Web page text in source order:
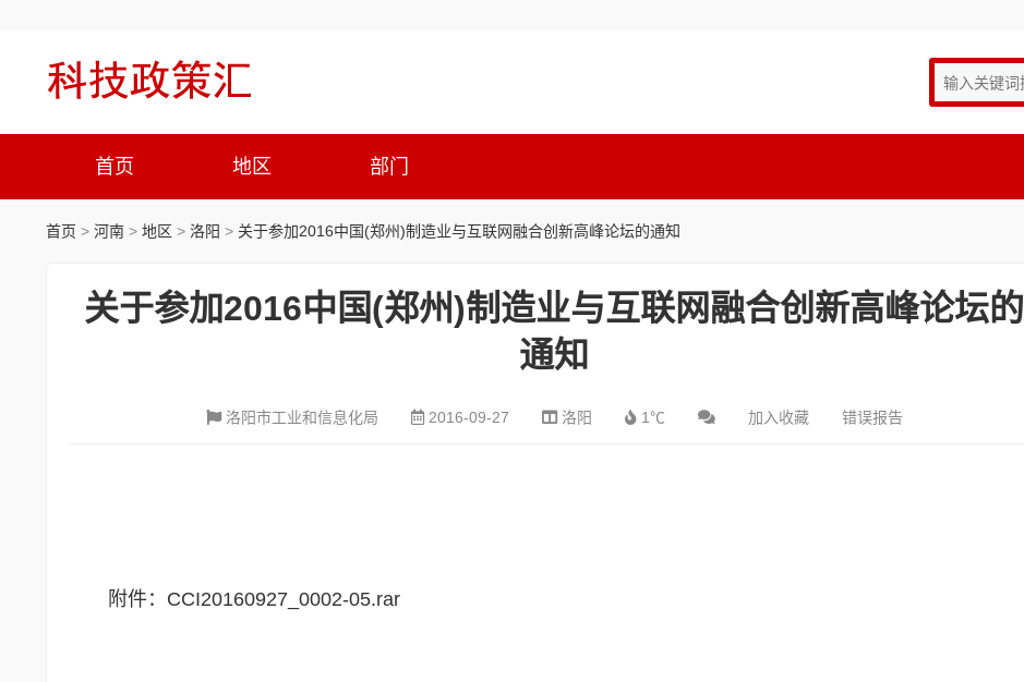
首页 地区 部门
首页 > 河南 > 地区 > 洛阳 > 关于参加2016中国(郑州)制造业与互联网融合创新高峰论坛的通知
关于参加2016中国(郑州)制造业与互联网融合创新高峰论坛的
通知
洛阳市工业和信息化局 2016-09-27 洛阳 1℃ 加入收藏 错误报告
附件： CCI20160927_0002-05.rar